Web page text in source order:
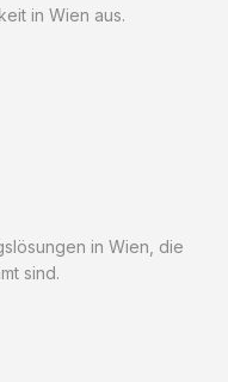
in Wien aus.
in Wien, die
sind.